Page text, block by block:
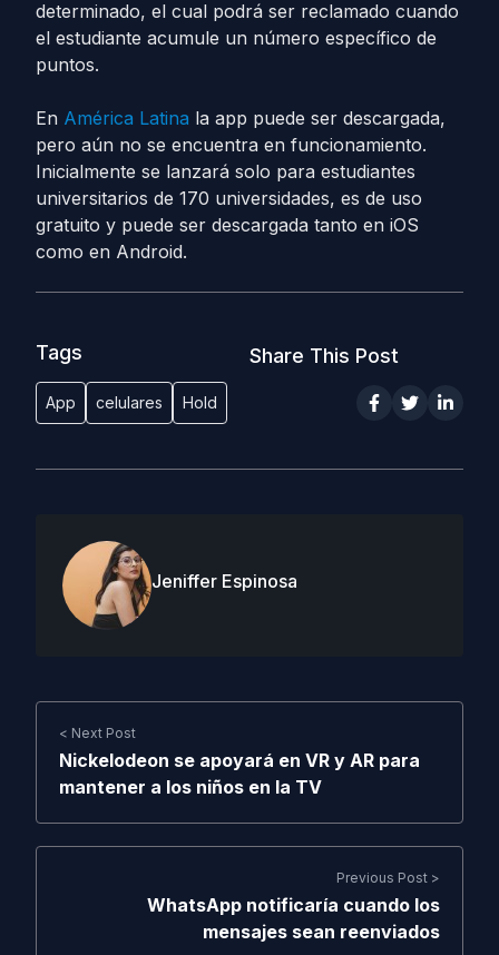
determinado, el cual podrá ser reclamado cuando
el estudiante acumule un número específico de
puntos.
En América Latina la app puede ser descargada,
pero aún no se encuentra en funcionamiento.
Inicialmente se lanzará solo para estudiantes
universitarios de 170 universidades, es de uso
gratuito y puede ser descargada tanto en iOS
como en Android.
Tags
App celulares Hold
Share This Post
Jeniffer Espinosa
< Next Post
Nickelodeon se apoyará en VR y AR para
mantener a los niños en la TV
Previous Post >
WhatsApp notificaría cuando los
mensajes sean reenviados